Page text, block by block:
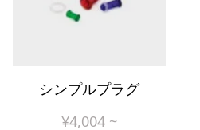
シンプルプラグ
¥4,004 ~